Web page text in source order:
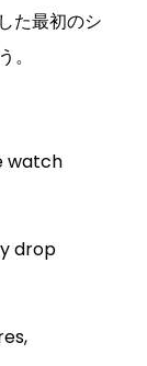
た最初のシ
watch
drop